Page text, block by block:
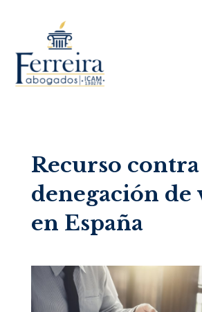
Recurso
denegación de
en España